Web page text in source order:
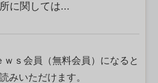
に関しては...
ｗｓ会員（無料会員）になると
みいただけます。